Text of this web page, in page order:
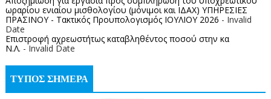
ωραρίου ενιαίου μισθολογίου (μόνιμοι και ΙΔΑΧ) ΥΠΗΡΕΣΙΕΣ
ΠΡΑΣΙΝΟΥ - Τακτικός Προυπολογισμός ΙΟΥΛΙΟΥ 2026 - Invalid
Date
Επιστροφή αχρεωστήτως καταβληθέντος ποσoύ στην κα
Ν.Λ. - Invalid Date
ΤΥΠΟΣ ΣΗΜΕΡΑ